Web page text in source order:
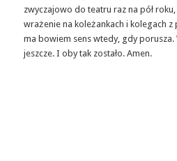
zwyczajowo do teatru raz na pół
wrażenie na koleżankach i kolegach
ma bowiem sens wtedy, gdy porusza.
jeszcze. I oby tak zostało. Amen.